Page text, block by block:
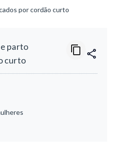
por cordão curto
parto
curto